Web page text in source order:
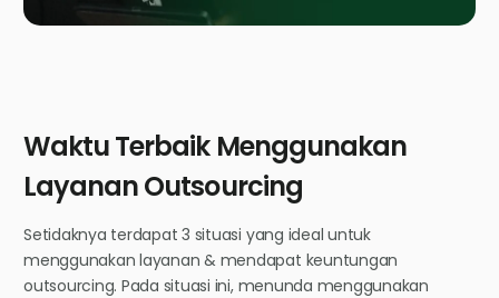
Waktu Terbaik Menggunakan
Layanan Outsourcing
Setidaknya terdapat 3 situasi yang ideal untuk
menggunakan layanan & mendapat keuntungan
outsourcing. Pada situasi ini, menunda menggunakan